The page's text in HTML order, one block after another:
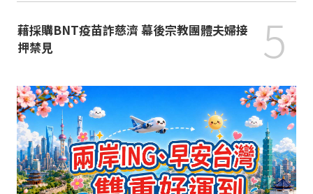
藉採購BNT疫苗詐慈濟 幕後宗教團體夫婦接
押禁見
5